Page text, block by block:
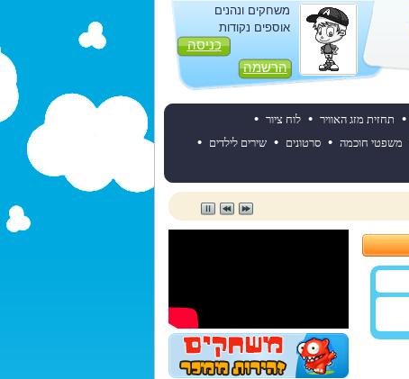
משחקים ונהנים
אוספים נקודות
כניסה
הרשמה
• תחזית מזג האוויר • לוח ציור •
משפטי חוכמה • סרטונים • שירים לילדים •